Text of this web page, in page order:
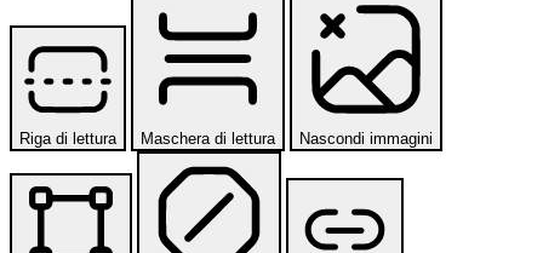
Riga di lettura Maschera di lettura Nascondi immagini